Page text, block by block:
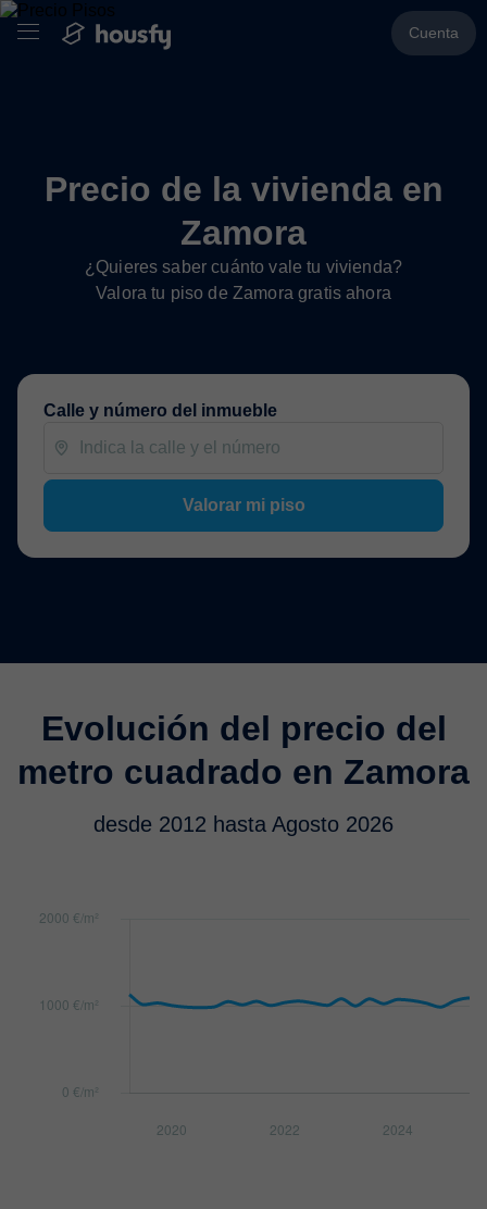
Cuenta
Precio de la vivienda en
Zamora
¿Quieres saber cuánto vale tu vivienda?
Valora tu piso de Zamora gratis ahora
Calle y número del inmueble
Valorar mi piso
Evolución del precio del
metro cuadrado en Zamora
desde 2012 hasta Agosto 2026